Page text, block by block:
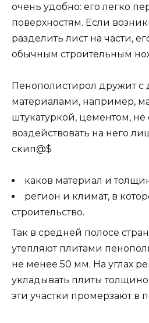
очень удобно: его легко
поверхностям. Если
разделить лист на части,
обычным строительным
Пенополистирол дружит с
материалами, например,
штукатуркой, цементом, не
воздействовать на него
скип@$
каков материал и
регион и климат, в
строительство.
Так в средней полосе
утепляют плитами
не менее 50 мм. На углах
укладывать плиты
эти участки промерзают в